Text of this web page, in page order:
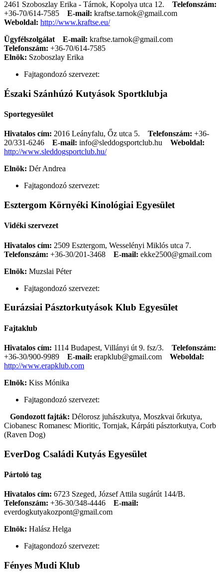
2461 Szoboszlay Erika - Tárnok, Kopolya utca 12.
Telefonszám:
+36-70/614-7585
E-mail: kraftse.tarnok@gmail.com
Weboldal: http://www.kraftse.eu/
Ügyfélszolgálat
E-mail: kraftse.tarnok@gmail.com
Telefonszám: +36-70/614-7585
Elnök: Szoboszlay Erika
Fajtagondozó szervezet:
Északi Szánhúzó Kutyások Sportklubja
Sportegyesület
Hivatalos cím: 2016 Leányfalu, Őz utca 5. Telefonszám: +36-
20/331-6246
E-mail: info@sleddogsportclub.hu
Weboldal:
http://www.sleddogsportclub.hu/
Elnök: Dér Andrea
Fajtagondozó szervezet:
Esztergom Környéki Kinológiai Egyesület
Vidéki szervezet
Hivatalos cím: 2509 Esztergom, Wesselényi Miklós utca 7.
Telefonszám: +36-30/201-3468 E-mail: ekke2500@gmail.com
Elnök: Muzslai Péter
Fajtagondozó szervezet:
Eurázsiai Pásztorkutyások Klub Egyesület
Fajtaklub
Hivatalos cím: 1114 Budapest, Villányi út 9. fsz/3. Telefonszám:
+36-30/900-9989
E-mail: erapklub@gmail.com
Weboldal:
http://www.erapklub.com
Elnök: Kiss Mónika
Fajtagondozó szervezet:
Gondozott fajták: Délorosz juhászkutya, Moszkvai őrkutya,
Ciobanesc Romanesc Mioritic, Tornjak, Kárpáti pásztorkutya, Corb
(Raven Dog)
EverDog Családi Kutyás Egyesület
Pártoló tag
Hivatalos cím: 6723 Szeged, József Attila sugárút 144/B.
Telefonszám: +36-30/348-4446
E-mail:
everdogkutyakozpont@gmail.com
Elnök: Halász Helga
Fajtagondozó szervezet:
Fényes Mudi Klub